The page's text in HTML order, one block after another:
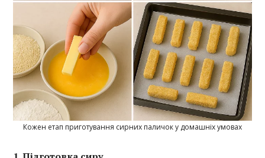
Кожен етап приготування сирних паличок у домашніх умовах